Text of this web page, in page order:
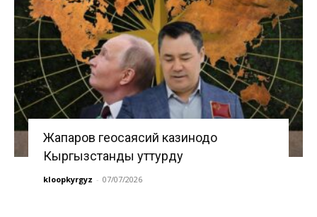
Жапаров геосаясий казинодо
Кыргызстанды уттурду
kloopkyrgyz - 07/07/2026